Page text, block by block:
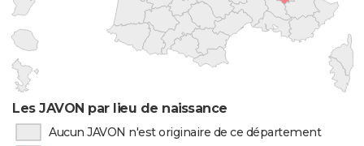
Les JAVON par lieu de naissance
Aucun JAVON n'est originaire de ce département